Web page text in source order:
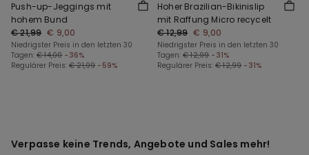
Push-up-Jeggings mit
hohem Bund
€ 21,99 € 9,00
Niedrigster Preis in den letzten 30
Tagen: € 14,00 -36%
Regulärer Preis: € 21,99 -59%
Hoher Brazilian-Bikinislip
mit Raffung Micro recycelt
€ 12,99 € 9,00
Niedrigster Preis in den letzten 30
Tagen: € 12,99 -31%
Regulärer Preis: € 12,99 -31%
Verpasse keine Trends, Angebote und Sales mehr!